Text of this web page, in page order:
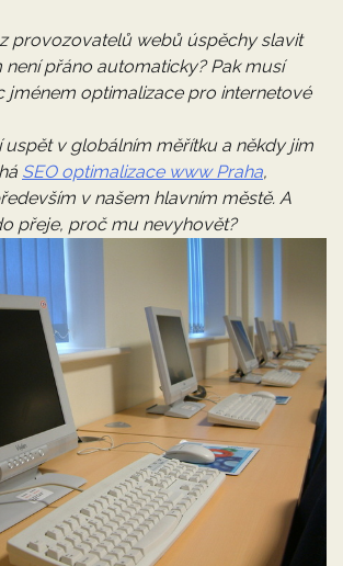
provozovatelů webů úspěchy slavit
není přáno automaticky? Pak musí
jménem optimalizace pro internetové
uspět v globálním měřítku a někdy jim
SEO optimalizace www Praha,
v našem hlavním městě. A
přeje, proč mu nevyhovět?